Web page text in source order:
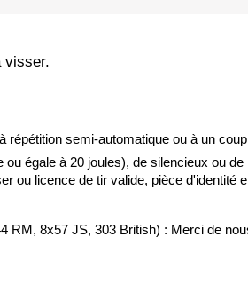
Vision
visser.
semi-automatique ou à un
égale à 20 joules), de silencieux ou
ou licence de tir valide, pièce
8x57 JS, 303 British) : Merci de